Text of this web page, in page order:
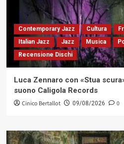
Contemporary Jazz Cultura
Italian Jazz
Jazz Musica
Recensione Dischi
Luca Zennaro con «Stua
suono Caligola Records
Cinico Bertallot 09/08/2026 0